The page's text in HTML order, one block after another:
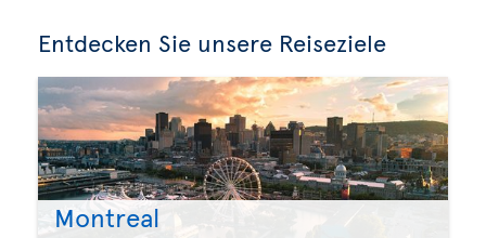
Entdecken Sie unsere Reiseziele
Montreal